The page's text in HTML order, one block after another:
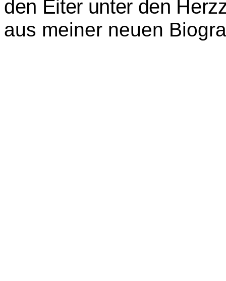
den Eiter unter den
aus meiner neuen